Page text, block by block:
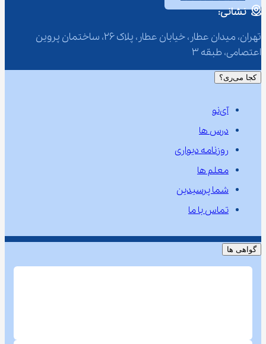
نشانی:
تهران، میدان عطار، خیابان عطار، پلاک 26، ساختمان پروین
اعتصامی، طبقه 3
کجا می‌ری؟
آی‌نو
درس ها
روزنامه دیواری
معلم ها
شما پرسیدین
تماس با ما
گواهی ها